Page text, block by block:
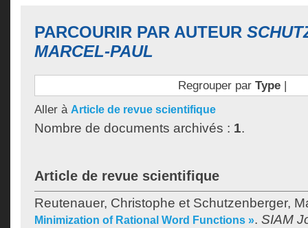
PARCOURIR PAR AUTEUR
MARCEL-PAUL
Regrouper par Type|
Aller à Article de revue scientifique
Nombre de documents archivés : 1.
Article de revue scientifique
Reutenauer, Christophe et Schutzenberger,
Minimization of Rational Word Functions ». SIAM